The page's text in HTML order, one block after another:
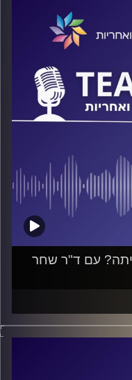
ד"ר חיים וייצמן
עם ד"ר שחר
רייכמן